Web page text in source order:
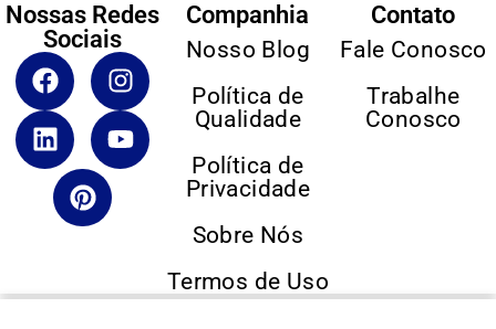
Nossas Redes
Sociais
Companhia
Nosso Blog
Política de
Qualidade
Política de
Privacidade
Sobre Nós
Termos de Uso
Contato
Fale Conosco
Trabalhe
Conosco